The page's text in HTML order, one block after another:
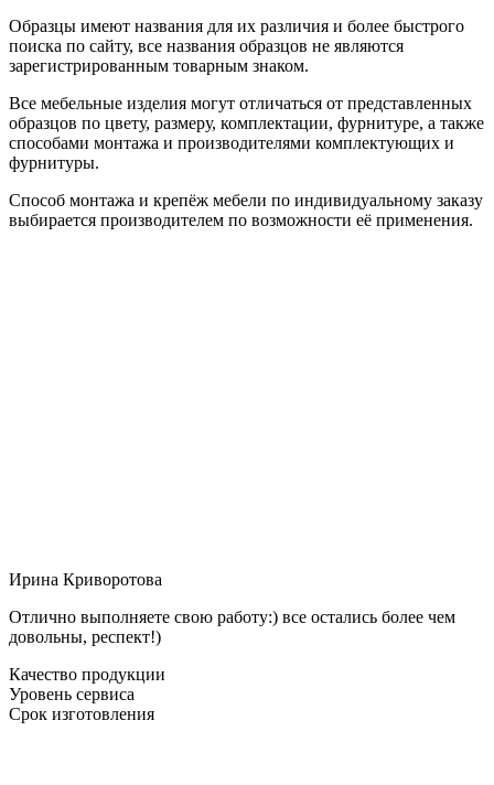
Образцы имеют названия для их различия и более быстрого
поиска по сайту, все названия образцов не являются
зарегистрированным товарным знаком.
Все мебельные изделия могут отличаться от представленных
образцов по цвету, размеру, комплектации, фурнитуре, а также
способами монтажа и производителями комплектующих и
фурнитуры.
Способ монтажа и крепёж мебели по индивидуальному заказу
выбирается производителем по возможности её применения.
Ирина Криворотова
Отлично выполняете свою работу:) все остались более чем
довольны, респект!)
Качество продукции
Уровень сервиса
Срок изготовления